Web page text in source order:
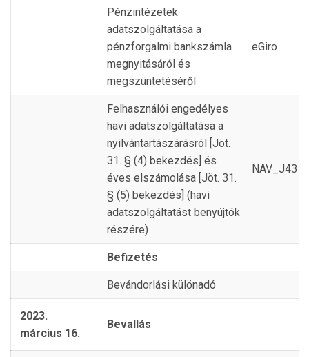
Pénzintézetek
adatszolgáltatása a
pénzforgalmi bankszámla
megnyitásáról és
megszüntetéséről
eGiro
Felhasználói engedélyes
havi adatszolgáltatása a
nyilvántartászárásról [Jöt.
31. § (4) bekezdés] és
éves elszámolása [Jöt. 31.
§ (5) bekezdés] (havi
adatszolgáltatást benyújtók
részére)
NAV_J43
Befizetés
Bevándorlási különadó
2023.
március 16.
Bevallás